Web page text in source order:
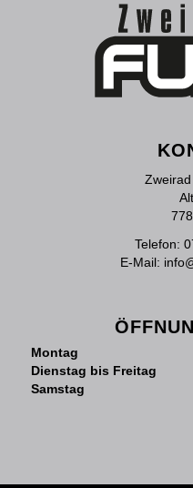
Telefon:
E-Mail:
Montag
Dienstag bis Freitag
Samstag